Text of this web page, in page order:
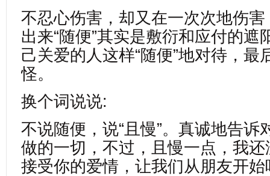
不忍心伤害，却又在一次次地伤
出来“随便”其实是敷衍和应付的遮
己关爱的人这样“随便”地对待，最
怪。
换个词说说:
不说随便，说“且慢”。真诚地告诉
做的一切，不过，且慢一点，我
接受你的爱情，让我们从朋友开始